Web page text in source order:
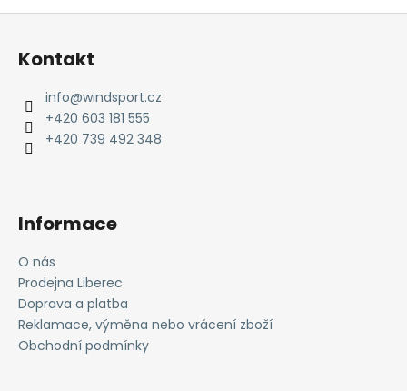
Z
Kontakt
info@windsport.cz
+420 603 181 555
+420 739 492 348
Informace
O nás
Prodejna Liberec
Doprava a platba
Reklamace, výměna nebo vrácení zboží
Obchodní podmínky